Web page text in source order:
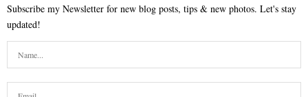
Subscribe my Newsletter for new blog posts, tips & new photos. Let's stay
updated!